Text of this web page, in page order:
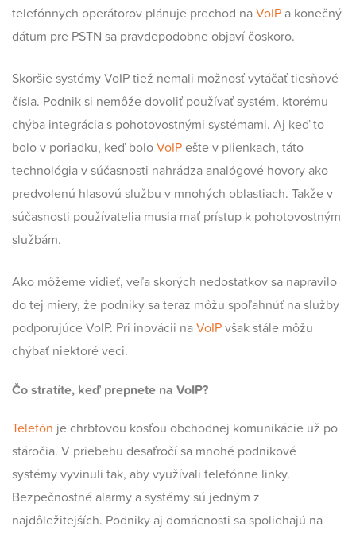
telefónnych operátorov plánuje prechod naVoIPa konečný
dátum pre PSTN sa pravdepodobne objaví čoskoro.
Skoršie systémy VoIP tiež nemali možnosť vytáčať tiesňové
čísla. Podnik si nemôže dovoliť používať systém, ktorému
chýba integrácia s pohotovostnými systémami. Aj keď to
bolo v poriadku, keď boloVoIPešte v plienkach, táto
technológia v súčasnosti nahrádza analógové hovory ako
predvolenú hlasovú službu v mnohých oblastiach. Takže v
súčasnosti používatelia musia mať prístup k pohotovostným
službám.
Ako môžeme vidieť, veľa skorých nedostatkov sa napravilo
do tej miery, že podniky sa teraz môžu spoľahnúť na služby
podporujúce VoIP. Pri inovácii naVoIPvšak stále môžu
chýbať niektoré veci.
Čo stratíte, keď prepnete na VoIP?
Telefón je chrbtovou kosťou obchodnej komunikácie už po
stáročia. V priebehu desaťročí sa mnohé podnikové
systémy vyvinuli tak, aby využívali telefónne linky.
Bezpečnostné alarmy a systémy sú jedným z
najdôležitejších. Podniky aj domácnosti sa spoliehajú na